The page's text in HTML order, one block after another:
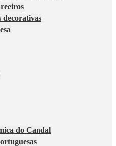
decorativas
do Candal